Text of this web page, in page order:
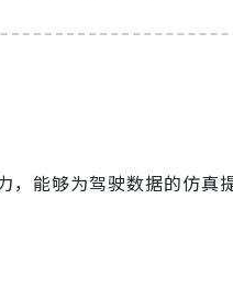
，能够为驾驶数据的仿真